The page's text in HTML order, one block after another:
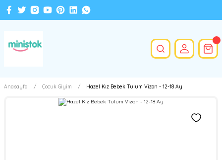
Anasayfa Çocuk Giyim Hazel Kız Bebek Tulum Vizon - 12-18 Ay